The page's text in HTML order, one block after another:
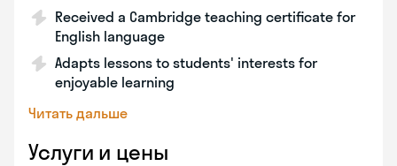
Received a Cambridge teaching certificate for
English language
Adapts lessons to students' interests for
enjoyable learning
Читать дальше
Услуги и цены